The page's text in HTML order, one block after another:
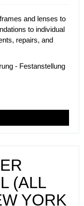
and lenses to
to individual
repairs, and
- Festanstellung
(ALL
YORK